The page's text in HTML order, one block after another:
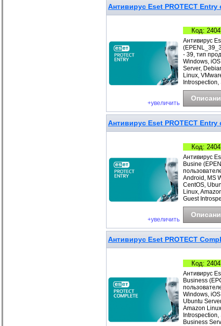
Антивирус Eset PROTECT
+увеличить
Код:
Антивирус
- 39, тип
Windows,
Server,
Linux,
Антивирус Eset PROTECT
+увеличить
Код:
Антивирус
Busine
Android, MS
CentOS,
Linux,
Guest
Антивирус Eset PROTECT
Код:
Антивирус
Business
Windows,
Ubuntu
Amazon
Business